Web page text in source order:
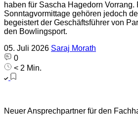
haben für Sascha Hagedorn Vorrang.
Sonntagvormittage gehören jedoch
begeistert der Geschäftsführer von
den Bowlingsport.
05. Juli 2026 Saraj Morath
0
< 2 Min.
Neuer Ansprechpartner für den